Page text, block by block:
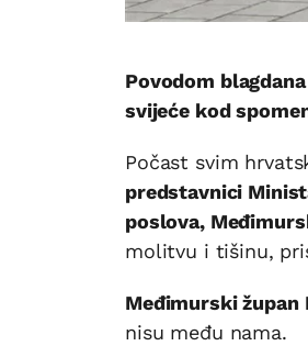
Povodom
svijeće kod
Počast svim
predstavnici
poslova,
molitvu i tišinu,
Međimurski župan
nisu među nama.